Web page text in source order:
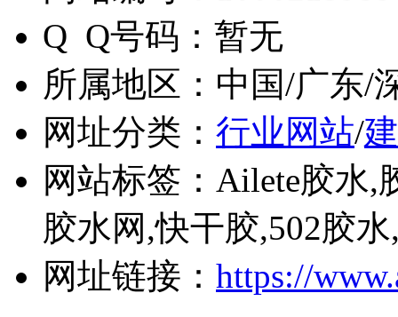
Q Q号码： 暂无
所属地区： 中国/广东/
网址分类： 行业网站/
网站标签： Ailete胶水,
胶水网,快干胶,502胶
网址链接： https://